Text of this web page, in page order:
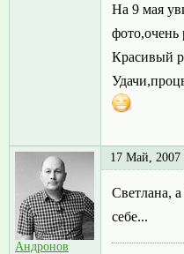
На 9 мая
фото,очень
Красивый
Андронов
17 Май, 2007
Светлана,
себе...